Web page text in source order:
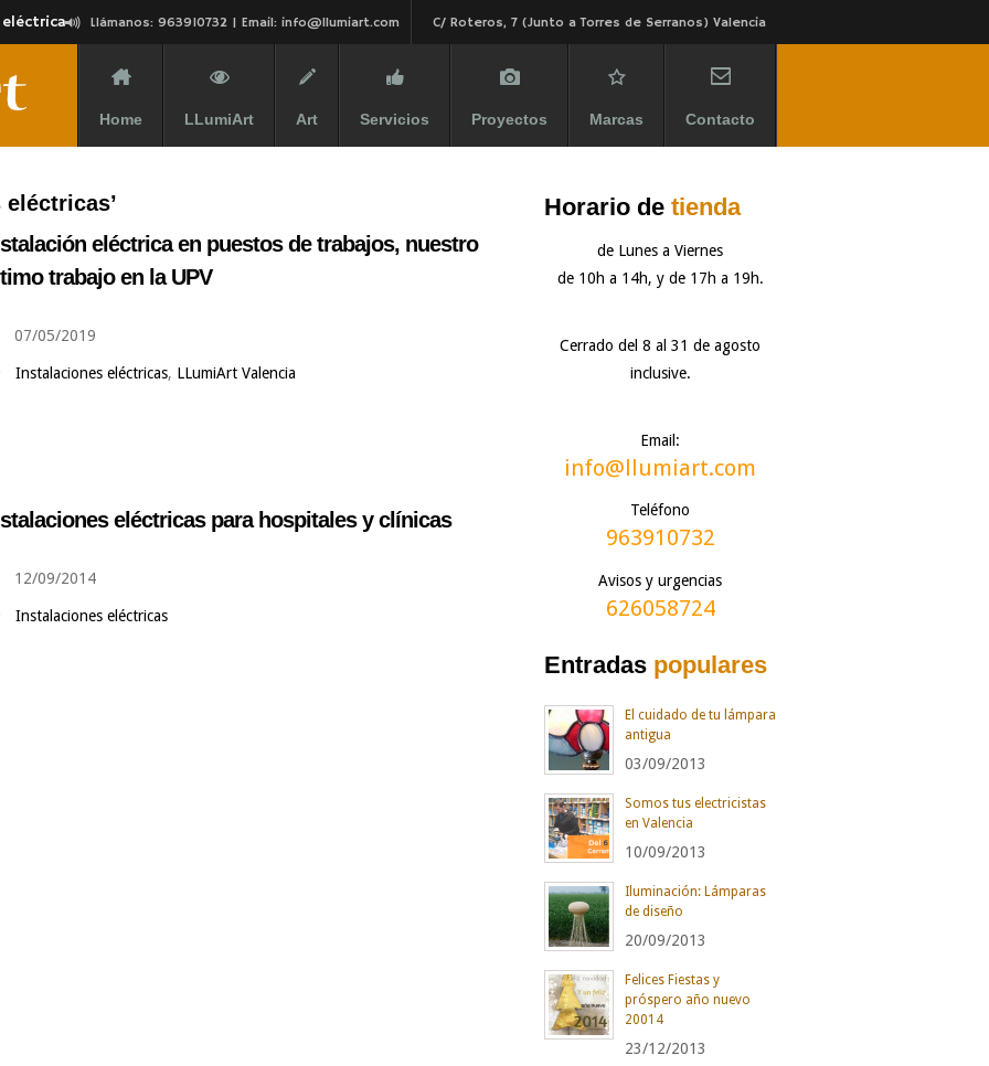
Llámanos: 963910732 | Email: info@llumiart.com C/ Roteros, 7 (Junto a Torres de Serranos) Valencia
Home LLumiArt Art Servicios Proyectos Marcas Contacto
eléctrica en puestos de trabajos, nuestro
trabajo en la UPV
07/05/2019
Instalaciones eléctricas, LLumiArt Valencia
eléctricas para hospitales y clínicas
12/09/2014
Instalaciones eléctricas
Horario de tienda
de Lunes a Viernes
de 10h a 14h, y de 17h a 19h.
Cerrado del 8 al 31 de agosto
inclusive.
Email:
info@llumiart.com
Teléfono
963910732
Avisos y urgencias
626058724
Entradas populares
El cuidado de tu lámpara
antigua
03/09/2013
Somos tus electricistas
en Valencia
10/09/2013
Iluminación: Lámparas
de diseño
20/09/2013
Felices Fiestas y
próspero año nuevo
20014
23/12/2013